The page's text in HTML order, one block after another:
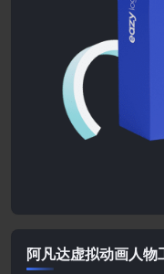
阿凡达虚拟动画人物